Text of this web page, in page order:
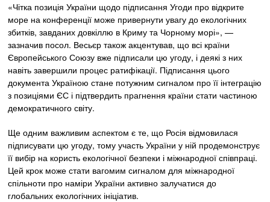
«Чітка позиція України щодо підписання Угоди про відкрите
море на конференції може привернути увагу до екологічних
збитків, завданих довкіллю в Криму та Чорному морі», —
зазначив посол. Весьєр також акцентував, що всі країни
Європейського Союзу вже підписали цю угоду, і деякі з них
навіть завершили процес ратифікації. Підписання цього
документа Україною стане потужним сигналом про її інтеграцію
з позиціями ЄС і підтвердить прагнення країни стати частиною
демократичного світу.
Ще одним важливим аспектом є те, що Росія відмовилася
підписувати цю угоду, тому участь України у ній продемонструє
її вибір на користь екологічної безпеки і міжнародної співпраці.
Цей крок може стати вагомим сигналом для міжнародної
спільноти про наміри України активно залучатися до
глобальних екологічних ініціатив.